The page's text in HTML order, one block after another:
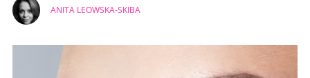
ANITA LEOWSKA-SKIBA